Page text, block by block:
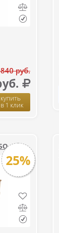
руб.
купить
в 1 клик
25%